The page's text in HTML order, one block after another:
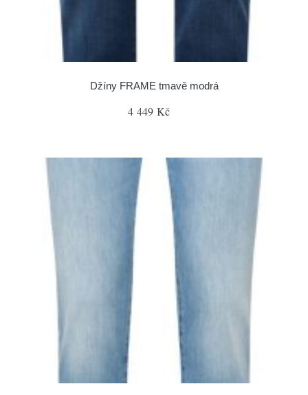
Džíny FRAME tmavě modrá
4 449 Kč